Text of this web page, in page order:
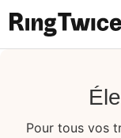
Ring Twice
Pour tous vos